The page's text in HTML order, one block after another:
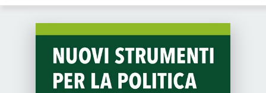
CONSIP / MEPA / ANVUR / CINECA